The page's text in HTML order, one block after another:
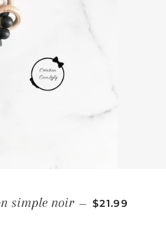
simple noir — PRIX
$21.99